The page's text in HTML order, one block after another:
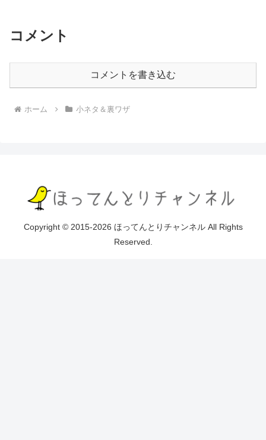
コメント
コメントを書き込む
ホーム 小ネタ＆裏ワザ
Copyright © 2015-2026 ほってんとりチャンネル All Rights
Reserved.